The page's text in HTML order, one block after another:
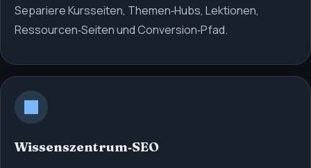
Separiere Kursseiten, Themen‑Hubs, Lektionen,
Ressourcen‑Seiten und Conversion‑Pfad.
Wissenszentrum‑SEO